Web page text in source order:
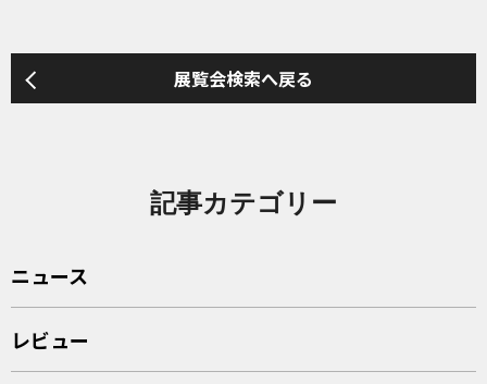
展覧会検索へ戻る
記事カテゴリー
ニュース
レビュー